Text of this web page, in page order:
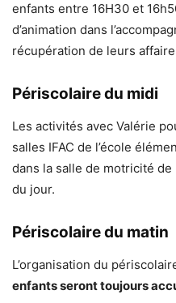
enfants entre 16H30 et
d’animation dans
récupération de leurs
Périscolaire du midi
Les activités avec Valérie
salles IFAC de l’école
dans la salle de motricité de
du jour.
Périscolaire du matin
L’organisation du
enfants seront toujours